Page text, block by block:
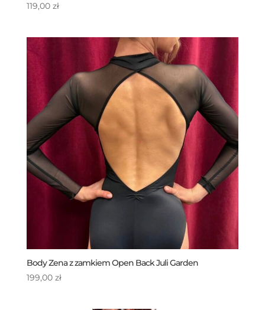
119,00 zł
Body Zena z zamkiem Open Back Juli Garden
199,00 zł